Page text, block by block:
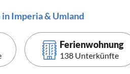
Imperia & Umland
Ferienwohnung
138 Unterkünfte